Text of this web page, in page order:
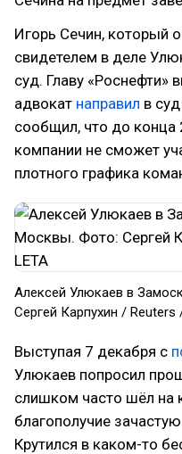
Игорь Сечин, который
свидетелем в деле
суд. Главу «Роснефти»
адвокат направил в
сообщил, что до конца
компании не сможет
плотного графика
Алексей Улюкаев в
Сергей Карпухин / Reuters
Выступая 7 декабря с
Улюкаев попросил
слишком часто шёл на
благополучие
Крутился в каком-то